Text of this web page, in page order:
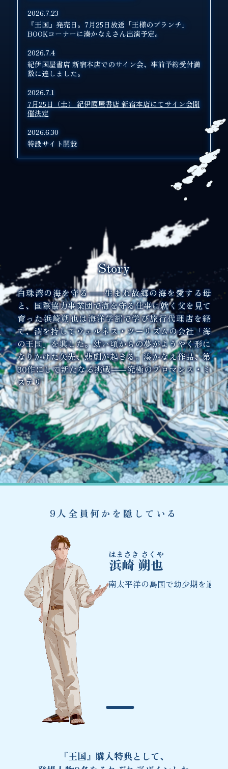
2026.7.23
『王国』発売日。7月25日放送「王様のブランチ」
BOOKコーナーに湊かなえさん出演予定。
2026.7.4
紀伊国屋書店 新宿本店でのサイン会、事前予約受付満
数に達しました。
2026.7.1
7月25日（土） 紀伊國屋書店 新宿本店にてサイン会開
催決定
2026.6.30
特設サイト開設
Story
白珠湾の海を守る⸺生まれ故郷の海を愛する母
と、国際協力事業団で海を守る仕事に就く父を見て
育った浜崎朔也は海洋学部で学び旅行代理店を経
て、満を持してウェルネス・ツーリズムの会社「海
の王国」を興した。幼い頃からの夢がようやく形に
なりかけた矢先、悲劇が起きる。湊かなえ作品、第
30作にして新たなる挑戦⸺究極のブロマンス・ミ
ステリ
9人全員何かを隠している
はまさき さくや
浜崎 朔也
南太平洋の島国で幼少期を過ご
はまさき もとき
しおみ しょう
すぎうら こうせい
なぎ まこと
すはら そういち
みずもと りょうじ
うみの けんと
しまだ じゅん
『王国』購入特典として、